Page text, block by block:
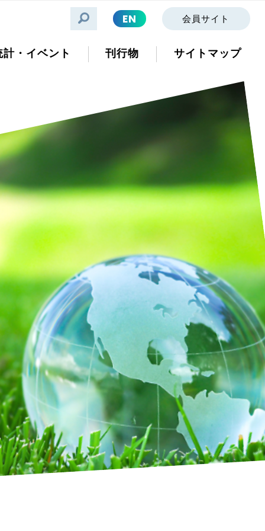
EN 会員サイト
・イベント 刊行物 サイトマップ